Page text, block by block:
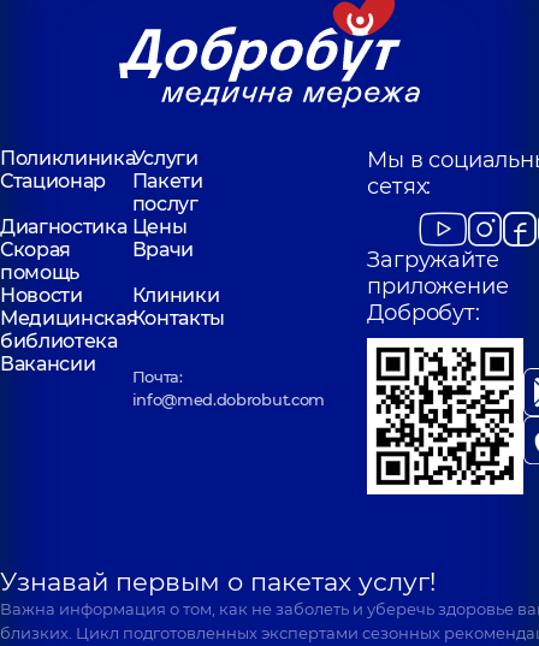
ПоликлиникаУслуги
Стационар
Пакети
послуг
Диагностика Цены
Скорая
помощь
Врачи
Новости
Клиники
Медицинская
библиотека
Контакты
Вакансии
Почта:
info@med.dobrobut.com
Мы в
сетях:
Загружайте
приложение
Добробут:
Узнавай первым о пакетах услуг!
Важна информация о том, как не заболеть и уберечь здоровье
близких. Цикл подготовленных экспертами сезонных